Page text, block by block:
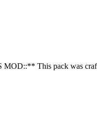
This pack was